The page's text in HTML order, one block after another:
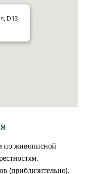
D13
по живописной
(приблизительно).